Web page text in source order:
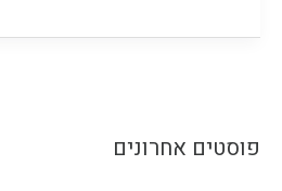
פוסטים אחרונים